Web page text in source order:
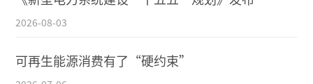
2026-08-03
可再生能源消费有了“硬约束”